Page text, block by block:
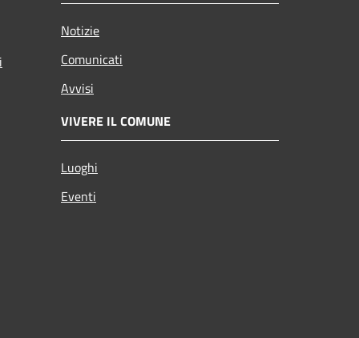
Notizie
Comunicati
Avvisi
VIVERE IL COMUNE
Luoghi
Eventi